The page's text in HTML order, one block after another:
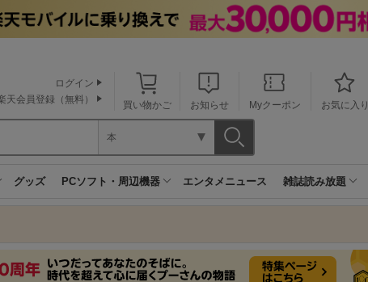
買い物かご お知らせ Myクーポン お気に入り
ログイン
天会員登録（無料）
本
グッズ PCソフト・周辺機器 エンタメニュース 雑誌読み放題